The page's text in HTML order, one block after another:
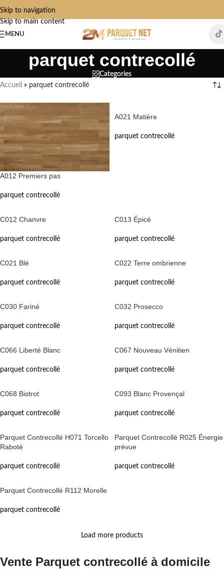
Skip to navigation
Skip to main content
MENU
parquet contrecollé
Categories
Accueil » parquet contrecollé
A012 Premiers pas
parquet contrecollé
A021 Matière
parquet contrecollé
C012 Chanvre
parquet contrecollé
C013 Épicé
parquet contrecollé
C021 Blé
parquet contrecollé
C022 Terre ombrienne
parquet contrecollé
C030 Fariné
parquet contrecollé
C032 Prosecco
parquet contrecollé
C066 Liberté Blanc
parquet contrecollé
C067 Nouveau Vénitien
parquet contrecollé
C068 Bistrot
parquet contrecollé
C093 Blanc Provençal
parquet contrecollé
Parquet Contrecollé H071 Torcello
Raboté
parquet contrecollé
Parquet Contrecollé R025 Énergie
prévue
parquet contrecollé
Parquet Contrecollé R112 Morelle
parquet contrecollé
Load more products
Vente Parquet contrecollé à domicile